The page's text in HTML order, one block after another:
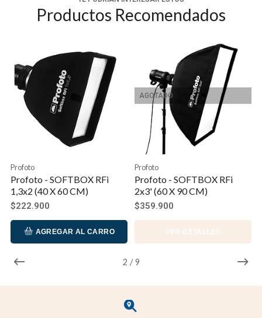
Productos Recomendados
2 / 9
Profoto
Profoto - SOFTBOX RFi
1,3x2 (40 X 60 CM)
$222.900
AGREGAR AL CARRO
AGOTADO
Profoto
Profoto - SOFTBOX RFi
2x3' (60 X 90 CM)
$359.900
VER DETALLES